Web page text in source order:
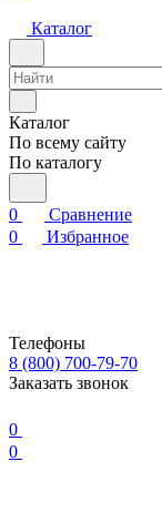
Каталог
Каталог
По всему сайту
По каталогу
0
Сравнение
0
Избранное
Телефоны
8 (800) 700-79-70
Заказать звонок
0
0